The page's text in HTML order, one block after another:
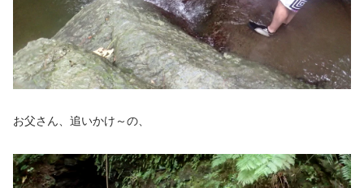
お父さん、追いかけ～の、